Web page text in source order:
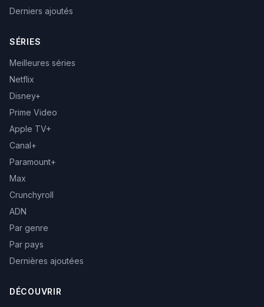
Derniers ajoutés
SÉRIES
Meilleures séries
Netflix
Disney+
Prime Video
Apple TV+
Canal+
Paramount+
Max
Crunchyroll
ADN
Par genre
Par pays
Dernières ajoutées
DÉCOUVRIR